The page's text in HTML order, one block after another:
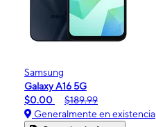
Samsung
Galaxy A16 5G
$0.00
$189.99
Generalmente en existencia